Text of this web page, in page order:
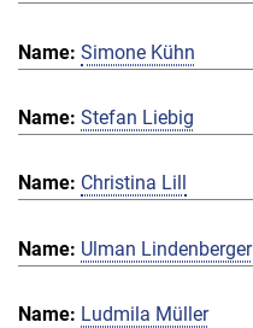
Simone Kühn
Stefan Liebig
Christina Lill
Ulman Lindenberger
Ludmila Müller